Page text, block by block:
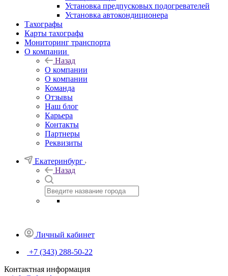
Установка предпусковых подогревателей
Установка автокондиционера
Тахографы
Карты тахографа
Мониторинг транспорта
О компании
Назад
О компании
О компании
Команда
Отзывы
Наш блог
Карьера
Контакты
Партнеры
Реквизиты
Екатеринбург
Назад
Личный кабинет
+7 (343) 288-50-22
Контактная информация